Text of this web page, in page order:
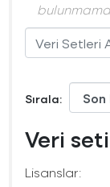
Sırala
Veri
Lisanslar: